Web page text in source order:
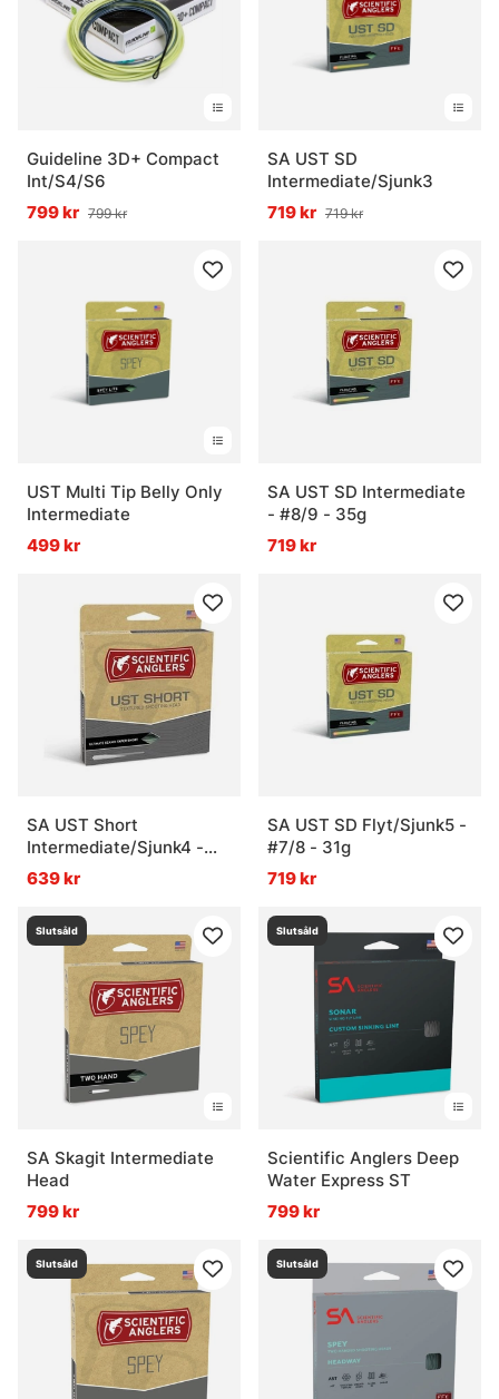
Guideline 3D+ Compact
Int/S4/S6
799 kr 799 kr
SA UST SD
Intermediate/Sjunk3
719 kr 719 kr
UST Multi Tip Belly Only
Intermediate
499 kr
SA UST SD Intermediate
- #8/9 - 35g
719 kr
SA UST Short
Intermediate/Sjunk4 -
#8/9 - 34g
639 kr
SA UST SD Flyt/Sjunk5 -
#7/8 - 31g
719 kr
Slutsåld
SA Skagit Intermediate
Head
799 kr
Slutsåld
Scientific Anglers Deep
Water Express ST
799 kr
Slutsåld Slutsåld